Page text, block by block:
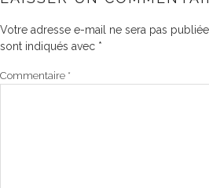
Votre adresse e-mail ne sera pas publiée.
sont indiqués avec *
Commentaire *